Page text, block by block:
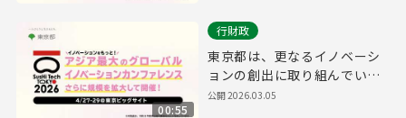
00:55
行財政
東京都は、更なるイノベーシ
ョンの創出に取り組んでいき
ます​！
公開2026.03.05